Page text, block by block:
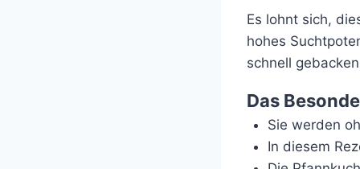
Es lohnt sich,
hohes
schnell
Das
Sie werden
In diesem